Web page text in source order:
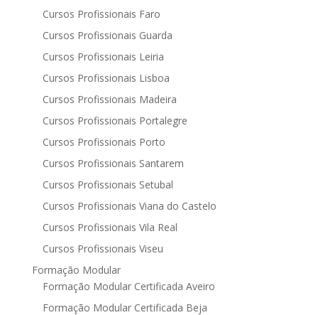
Cursos Profissionais Faro
Cursos Profissionais Guarda
Cursos Profissionais Leiria
Cursos Profissionais Lisboa
Cursos Profissionais Madeira
Cursos Profissionais Portalegre
Cursos Profissionais Porto
Cursos Profissionais Santarem
Cursos Profissionais Setubal
Cursos Profissionais Viana do Castelo
Cursos Profissionais Vila Real
Cursos Profissionais Viseu
Formação Modular
Formação Modular Certificada Aveiro
Formação Modular Certificada Beja